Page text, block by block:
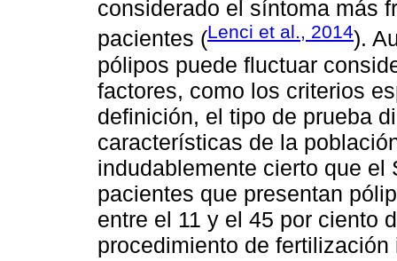
considerado el síntoma más
pacientes (Lenci et al., 2014).
pólipos puede fluctuar
factores, como los criterios
definición, el tipo de prueba
características de la
indudablemente cierto que el
pacientes que presentan
entre el 11 y el 45 por ciento
procedimiento de